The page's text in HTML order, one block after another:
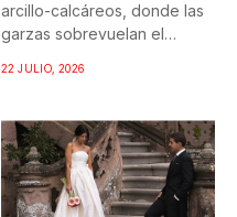
arcillo-calcáreos, donde las
garzas sobrevuelan el
22 JULIO, 2026